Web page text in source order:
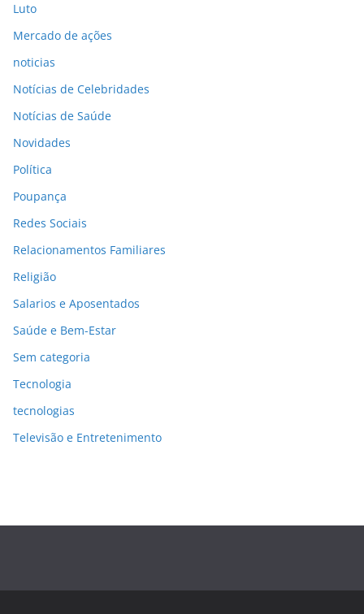
Luto
Mercado de ações
noticias
Notícias de Celebridades
Notícias de Saúde
Novidades
Política
Poupança
Redes Sociais
Relacionamentos Familiares
Religião
Salarios e Aposentados
Saúde e Bem-Estar
Sem categoria
Tecnologia
tecnologias
Televisão e Entretenimento